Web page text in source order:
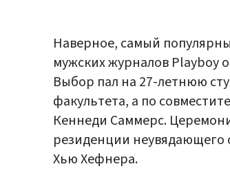
Наверное, самый
мужских журналов Playboy
Выбор пал на 27-летнюю
факультета, а по
Кеннеди Саммерс.
резиденции неувядающего
Хью Хефнера.